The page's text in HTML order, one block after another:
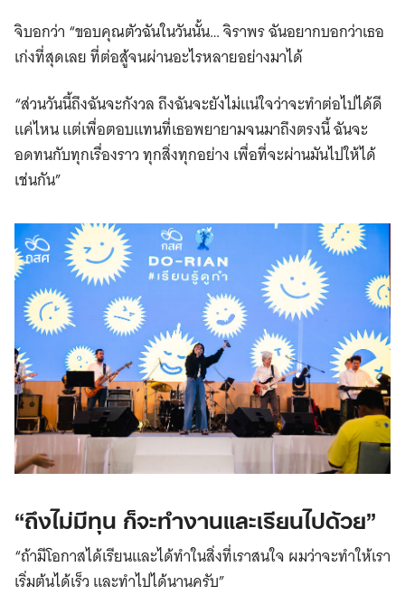
จิบอกว่า “ขอบคุณตัวฉันในวันนั้น… จิราพร ฉันอยากบอกว่าเธอ
เก่งที่สุดเลย ที่ต่อสู้จนผ่านอะไรหลายอย่างมาได้
“ส่วนวันนี้ถึงฉันจะกังวล ถึงฉันจะยังไม่แน่ใจว่าจะทำต่อไปได้ดี
แค่ไหน แต่เพื่อตอบแทนที่เธอพยายามจนมาถึงตรงนี้ ฉันจะ
อดทนกับทุกเรื่องราว ทุกสิ่งทุกอย่าง เพื่อที่จะผ่านมันไปให้ได้
เช่นกัน”
“ถึงไม่มีทุน ก็จะทำงานและเรียนไปด้วย”
“ถ้ามีโอกาสได้เรียนและได้ทำในสิ่งที่เราสนใจ ผมว่าจะทำให้เรา
เริ่มต้นได้เร็ว และทำไปได้นานครับ”